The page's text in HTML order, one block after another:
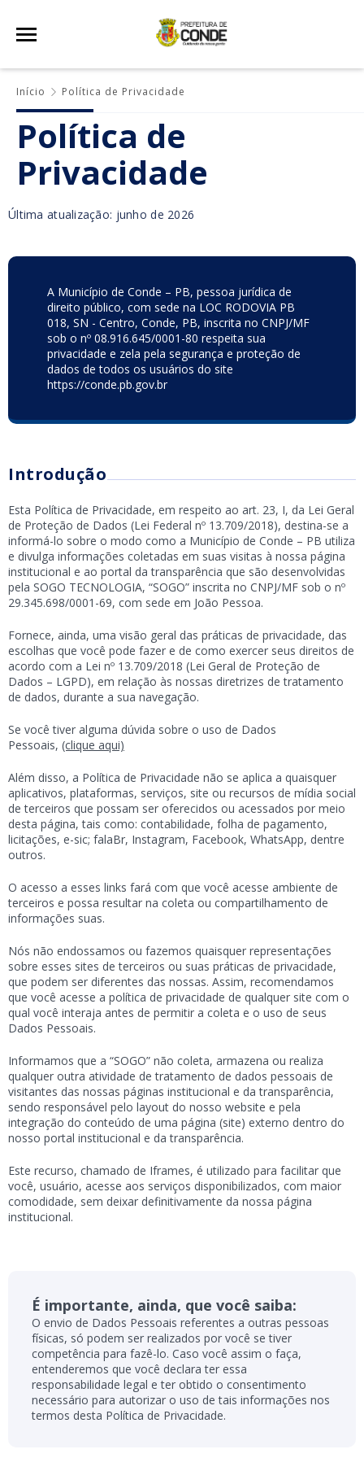
Início Política de Privacidade
Política de
Privacidade
Última atualização: junho de 2026
A Município de Conde – PB, pessoa jurídica de
direito público, com sede na LOC RODOVIA PB
018, SN - Centro, Conde, PB, inscrita no CNPJ/MF
sob o nº 08.916.645/0001-80 respeita sua
privacidade e zela pela segurança e proteção de
dados de todos os usuários do site
https://conde.pb.gov.br
Introdução
Esta Política de Privacidade, em respeito ao art. 23, I, da Lei Geral
de Proteção de Dados (Lei Federal nº 13.709/2018), destina-se a
informá-lo sobre o modo como a Município de Conde – PB utiliza
e divulga informações coletadas em suas visitas à nossa página
institucional e ao portal da transparência que são desenvolvidas
pela SOGO TECNOLOGIA, “SOGO” inscrita no CNPJ/MF sob o nº
29.345.698/0001-69, com sede em João Pessoa.
Fornece, ainda, uma visão geral das práticas de privacidade, das
escolhas que você pode fazer e de como exercer seus direitos de
acordo com a Lei nº 13.709/2018 (Lei Geral de Proteção de
Dados – LGPD), em relação às nossas diretrizes de tratamento
de dados, durante a sua navegação.
Se você tiver alguma dúvida sobre o uso de Dados
Pessoais, (clique aqui)
Além disso, a Política de Privacidade não se aplica a quaisquer
aplicativos, plataformas, serviços, site ou recursos de mídia social
de terceiros que possam ser oferecidos ou acessados por meio
desta página, tais como: contabilidade, folha de pagamento,
licitações, e-sic; falaBr, Instagram, Facebook, WhatsApp, dentre
outros.
O acesso a esses links fará com que você acesse ambiente de
terceiros e possa resultar na coleta ou compartilhamento de
informações suas.
Nós não endossamos ou fazemos quaisquer representações
sobre esses sites de terceiros ou suas práticas de privacidade,
que podem ser diferentes das nossas. Assim, recomendamos
que você acesse a política de privacidade de qualquer site com o
qual você interaja antes de permitir a coleta e o uso de seus
Dados Pessoais.
Informamos que a “SOGO” não coleta, armazena ou realiza
qualquer outra atividade de tratamento de dados pessoais de
visitantes das nossas páginas institucional e da transparência,
sendo responsável pelo layout do nosso website e pela
integração do conteúdo de uma página (site) externo dentro do
nosso portal institucional e da transparência.
Este recurso, chamado de Iframes, é utilizado para facilitar que
você, usuário, acesse aos serviços disponibilizados, com maior
comodidade, sem deixar definitivamente da nossa página
institucional.
É importante, ainda, que você saiba:
O envio de Dados Pessoais referentes a outras pessoas
físicas, só podem ser realizados por você se tiver
competência para fazê-lo. Caso você assim o faça,
entenderemos que você declara ter essa
responsabilidade legal e ter obtido o consentimento
necessário para autorizar o uso de tais informações nos
termos desta Política de Privacidade.